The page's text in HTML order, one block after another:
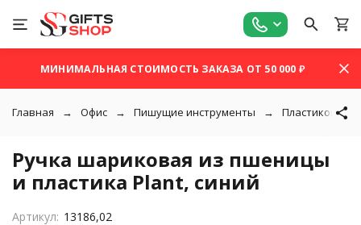
МИНИМАЛЬНАЯ СТОИМОСТЬ ЗАКАЗА ОТ 50 000 ₽
Главная Офис Пишущие инструменты Пластиковые
Ручка шариковая из пшеницы
и пластика Plant, синий
Артикул: 13186,02